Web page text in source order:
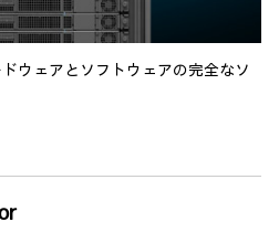
ウェアとソフトウェアの完全なソ